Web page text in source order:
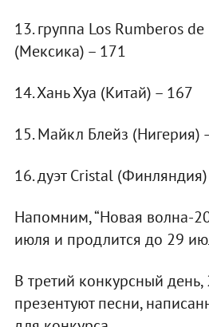
13. группа Los Rumberos
(Мексика) – 171
14. Хань Хуа (Китай) – 167
15. Майкл Блейз (Нигерия)
16. дуэт Cristal
Напомним, “Новая волна-
июля и продлится до 29
В третий конкурсный
презентуют песни,